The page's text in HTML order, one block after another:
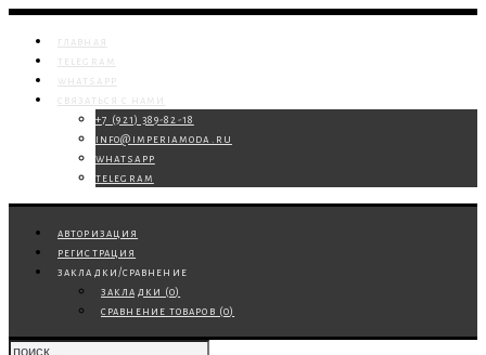
главная
telegram
whatsapp
связаться с нами
+7 (921) 389-82-18
info@imperiamoda.ru
whatsapp
telegram
авторизация
регистрация
закладки/сравнение
закладки (0)
сравнение товаров (0)